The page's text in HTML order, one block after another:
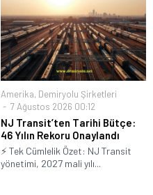
Amerika, Demiryolu Şirketleri
7 Ağustos 2026 00:12
NJ Transit’ten Tarihi Bütçe:
46 Yılın Rekoru Onaylandı
⚡ Tek Cümlelik Özet: NJ Transit
yönetimi, 2027 mali yılı...